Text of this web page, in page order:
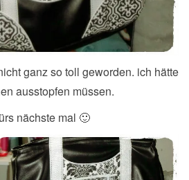
ganz so toll geworden. ich hätte
ausstopfen müssen.
nächste mal 🙂